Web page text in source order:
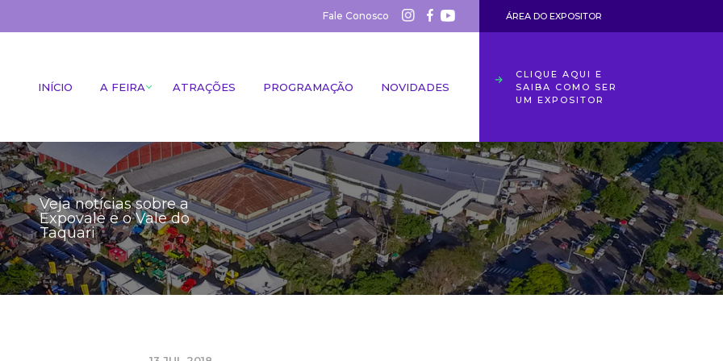
Fale Conosco ÁREA DO EXPOSITOR
INÍCIO A FEIRA ATRAÇÕES PROGRAMAÇÃO NOVIDADES
CLIQUE AQUI E
SAIBA COMO SER
UM EXPOSITOR
Veja notícias sobre a
Expovale e o Vale do
Taquari